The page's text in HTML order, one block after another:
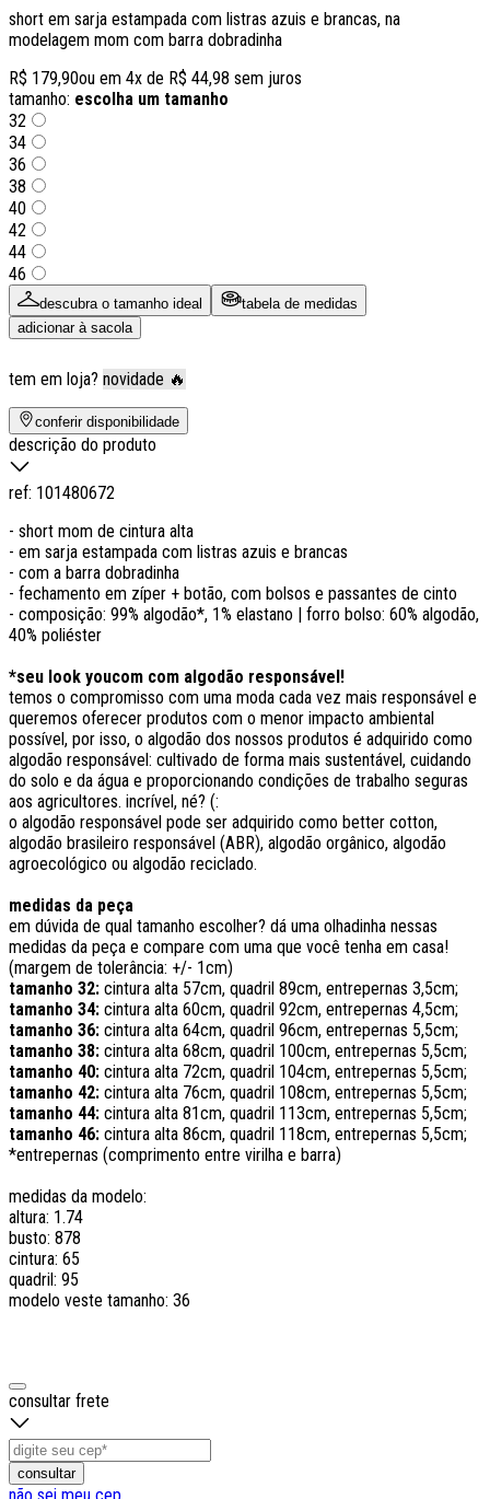
short em sarja estampada com listras azuis e brancas, na
modelagem mom com barra dobradinha
R$ 179,90ou em 4x de R$ 44,98 sem juros
tamanho: escolha um tamanho
32
34
36
38
40
42
44
46
descubra o tamanho ideal
tabela de medidas
adicionar à sacola
tem em loja? novidade 🔥
conferir disponibilidade
descrição do produto
ref: 101480672
- short mom de cintura alta
- em sarja estampada com listras azuis e brancas
- com a barra dobradinha
- fechamento em zíper + botão, com bolsos e passantes de cinto
- composição: 99% algodão*, 1% elastano | forro bolso: 60% algodão,
40% poliéster
*seu look youcom com algodão responsável!
temos o compromisso com uma moda cada vez mais responsável e
queremos oferecer produtos com o menor impacto ambiental
possível, por isso, o algodão dos nossos produtos é adquirido como
algodão responsável: cultivado de forma mais sustentável, cuidando
do solo e da água e proporcionando condições de trabalho seguras
aos agricultores. incrível, né? (:
o algodão responsável pode ser adquirido como better cotton,
algodão brasileiro responsável (ABR), algodão orgânico, algodão
agroecológico ou algodão reciclado.
medidas da peça
em dúvida de qual tamanho escolher? dá uma olhadinha nessas
medidas da peça e compare com uma que você tenha em casa!
(margem de tolerância: +/- 1cm)
tamanho 32: cintura alta 57cm, quadril 89cm, entrepernas 3,5cm;
tamanho 34: cintura alta 60cm, quadril 92cm, entrepernas 4,5cm;
tamanho 36: cintura alta 64cm, quadril 96cm, entrepernas 5,5cm;
tamanho 38: cintura alta 68cm, quadril 100cm, entrepernas 5,5cm;
tamanho 40: cintura alta 72cm, quadril 104cm, entrepernas 5,5cm;
tamanho 42: cintura alta 76cm, quadril 108cm, entrepernas 5,5cm;
tamanho 44: cintura alta 81cm, quadril 113cm, entrepernas 5,5cm;
tamanho 46: cintura alta 86cm, quadril 118cm, entrepernas 5,5cm;
*entrepernas (comprimento entre virilha e barra)
medidas da modelo:
altura: 1.74
busto: 878
cintura: 65
quadril: 95
modelo veste tamanho: 36
consultar frete
consultar
não sei meu cep